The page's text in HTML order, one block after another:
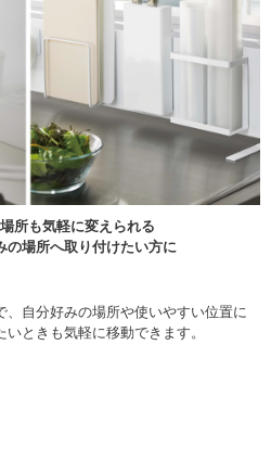
所も気軽に変えられる
の場所へ取り付けたい方に
自分好みの場所や使いやすい位置に
ときも気軽に移動できます。